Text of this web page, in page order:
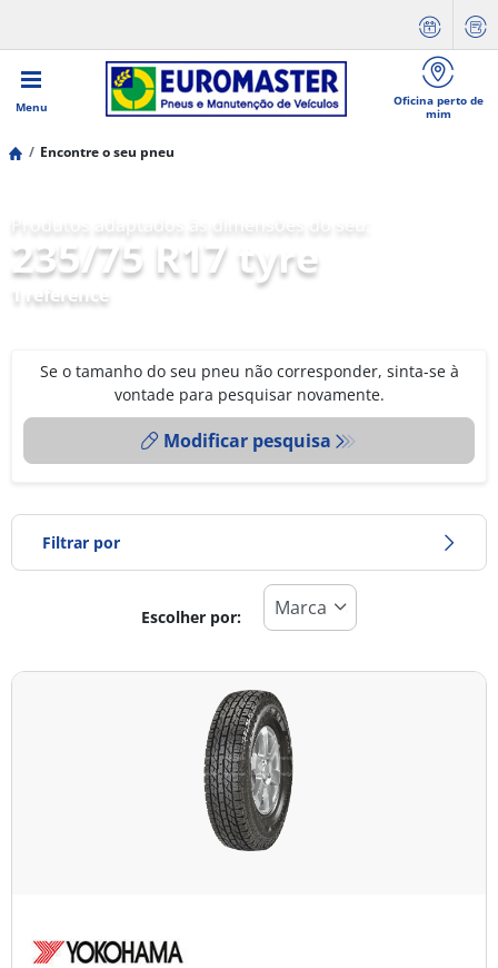
Menu
Oficina perto de
mim
Encontre o seu pneu
235/75 R17 tyre
1 reference
Se o tamanho do seu pneu não corresponder, sinta-se à
vontade para pesquisar novamente.
Modificar pesquisa
Filtrar por
Todos os tipos (1)
Todas as estações (1)
Ligeiro (0)
Escolher por: